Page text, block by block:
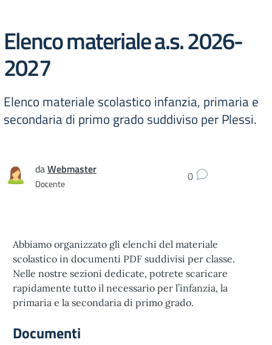
Elenco materiale a.s. 2026-
2027
Elenco materiale scolastico infanzia, primaria e
secondaria di primo grado suddiviso per Plessi.
daWebmaster
Docente 0
Abbiamo organizzato gli elenchi del materiale
scolastico in documenti PDF suddivisi per classe.
Nelle nostre sezioni dedicate, potrete scaricare
rapidamente tutto il necessario per l’infanzia, la
primaria e la secondaria di primo grado.
Documenti